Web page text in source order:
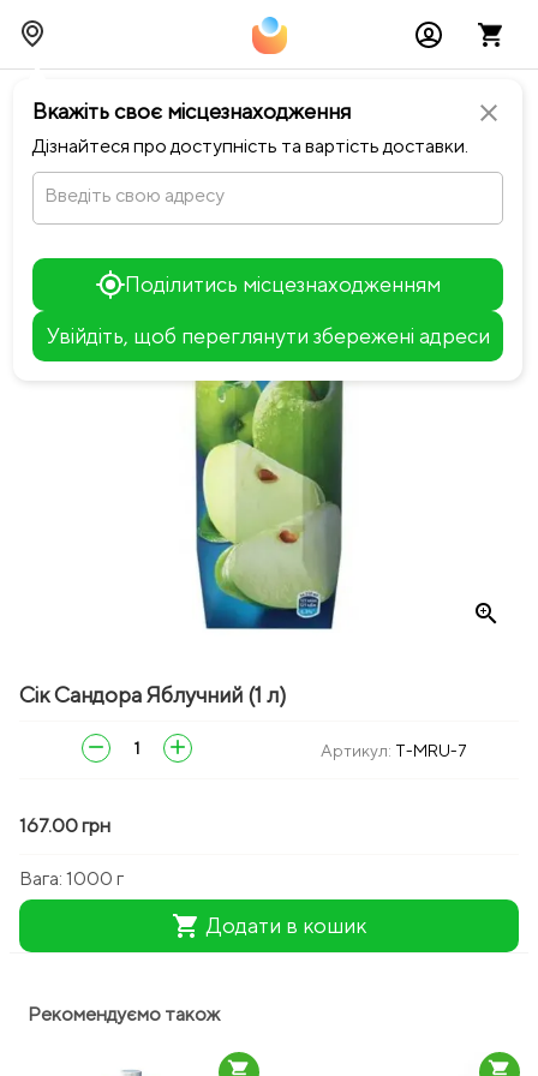
close
Вкажіть своє місцезнаходження
Дізнайтеся про доступність та вартість доставки.
Введіть свою адресу
Поділитись місцезнаходженням
Увійдіть, щоб переглянути збережені адреси
chevron_leftПовернутися до Мʼясоруб
zoom_in
Сік Сандора Яблучний (1 л)
remove add Артикул: T-MRU-7
167.00 грн
Вага: 1000 г
shopping_cart Додати в кошик
Рекомендуємо також
shopping_cart shopping_cart